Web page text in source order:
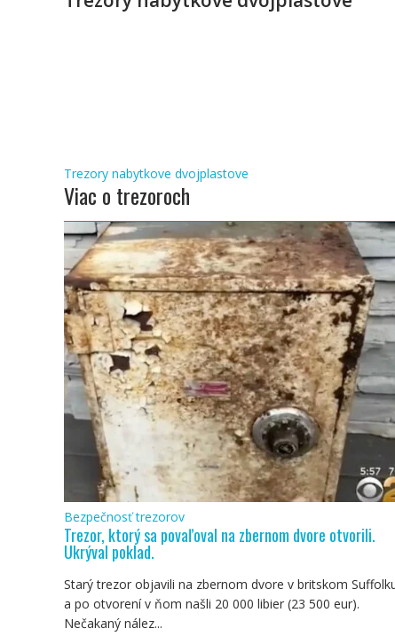
Navigácia
v
článku
Trezory nabytkove dvojplastove
Viac o trezoroch
Bezpečnosť trezorov
Trezor, ktorý sa povaľoval na zbernom dvore otvorili.
Ukrýval poklad.
Starý trezor objavili na zbernom dvore v britskom
a po otvorení v ňom našli 20 000 libier (23 500 eur).
Nečakaný nález...